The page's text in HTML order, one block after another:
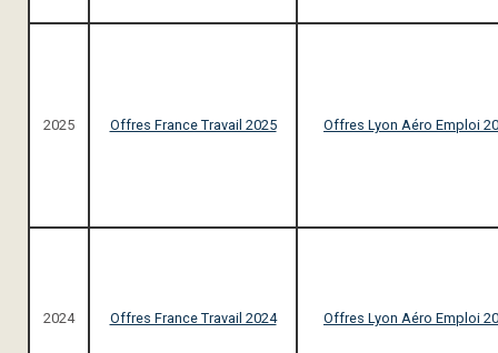
2025 Offres France Travail 2025 Offres Lyon Aéro Emploi
2024 Offres France Travail 2024 Offres Lyon Aéro Emploi